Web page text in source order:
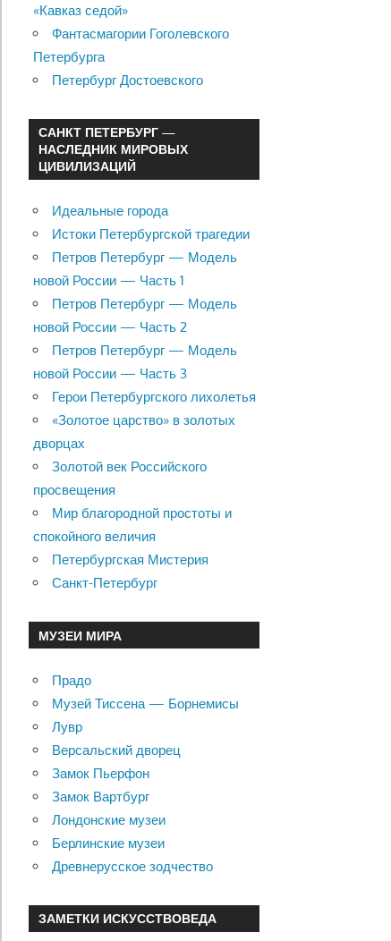
«Кавказ седой»
Фантасмагории Гоголевского
Петербурга
Петербург Достоевского
САНКТ ПЕТЕРБУРГ —
НАСЛЕДНИК МИРОВЫХ
ЦИВИЛИЗАЦИЙ
Идеальные города
Истоки Петербургской трагедии
Петров Петербург — Модель
новой России — Часть 1
Петров Петербург — Модель
новой России — Часть 2
Петров Петербург — Модель
новой России — Часть 3
Герои Петербургского лихолетья
«Золотое царство» в золотых
дворцах
Золотой век Российского
просвещения
Мир благородной простоты и
спокойного величия
Петербургская Мистерия
Санкт-Петербург
МУЗЕИ МИРА
Прадо
Музей Тиссена — Борнемисы
Лувр
Версальский дворец
Замок Пьерфон
Замок Вартбург
Лондонские музеи
Берлинские музеи
Древнерусское зодчество
ЗАМЕТКИ ИСКУССТВОВЕДА